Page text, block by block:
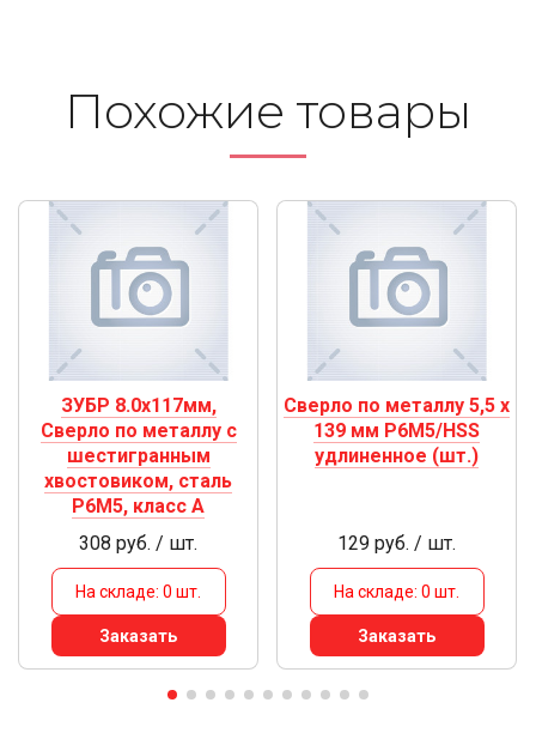
Похожие то­ва­ры
ЗУБР 8.0х117мм,
Сверло по металлу с
шестигранным
хвостовиком, сталь
Р6М5, класс А
308 руб. / шт.
На складе: 0 шт.
Заказать
Сверло по металлу 5,5 х
139 мм Р6М5/HSS
удлиненное (шт.)
129 руб. / шт.
На складе: 0 шт.
Заказать